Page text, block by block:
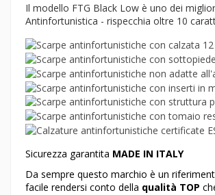
Il modello FTG Black Low è uno dei
Antinfortunistica - rispecchia oltre 10
Sicurezza garantita MADE IN ITALY
Da sempre questo marchio è un
facile rendersi conto della qualità TOP